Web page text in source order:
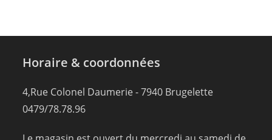
Horaire & coordonnées
4,Rue Colonel Daumerie - 7940 Brugelette
0479/78.78.96